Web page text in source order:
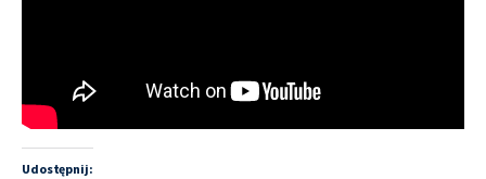
Udostępnij: